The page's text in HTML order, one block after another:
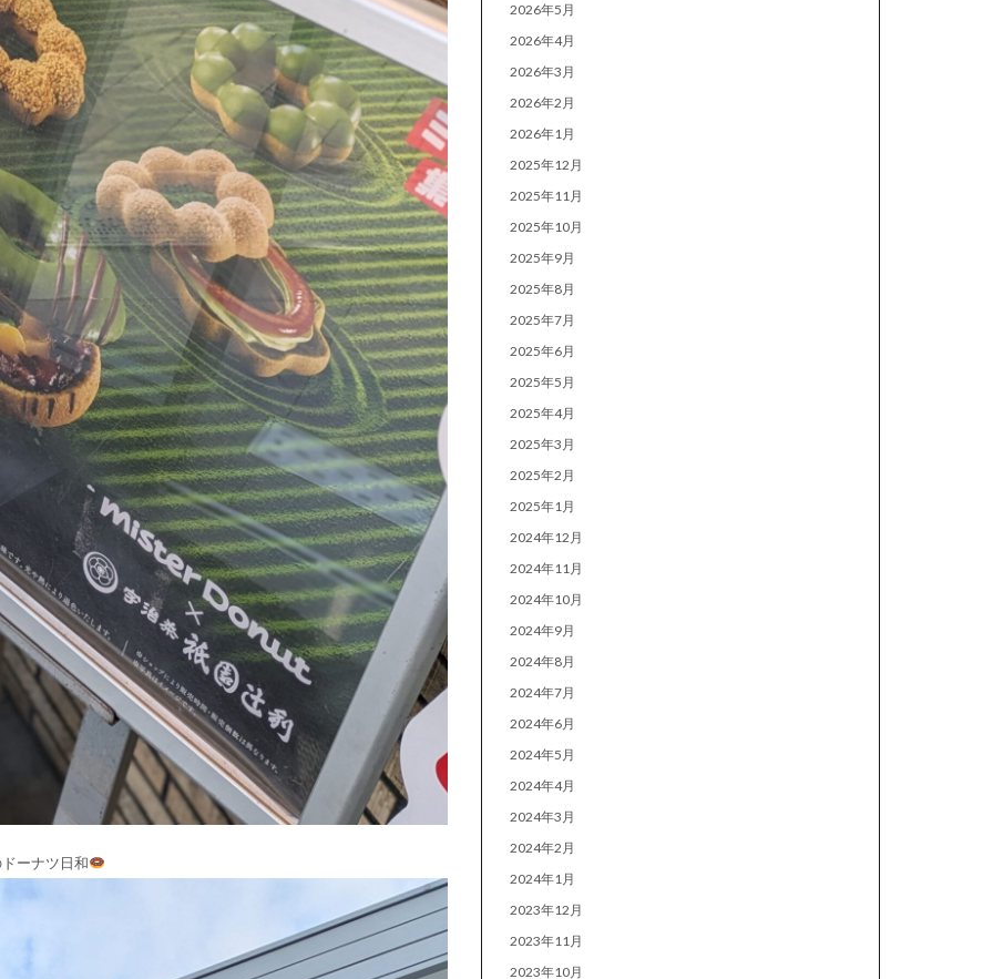
ーナツ日和
2026年5月
2026年4月
2026年3月
2026年2月
2026年1月
2025年12月
2025年11月
2025年10月
2025年9月
2025年8月
2025年7月
2025年6月
2025年5月
2025年4月
2025年3月
2025年2月
2025年1月
2024年12月
2024年11月
2024年10月
2024年9月
2024年8月
2024年7月
2024年6月
2024年5月
2024年4月
2024年3月
2024年2月
2024年1月
2023年12月
2023年11月
2023年10月